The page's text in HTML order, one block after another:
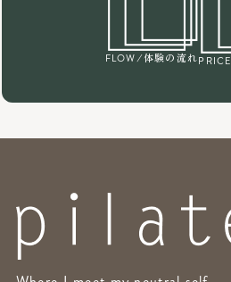
FLOW /体験の流れPRICE